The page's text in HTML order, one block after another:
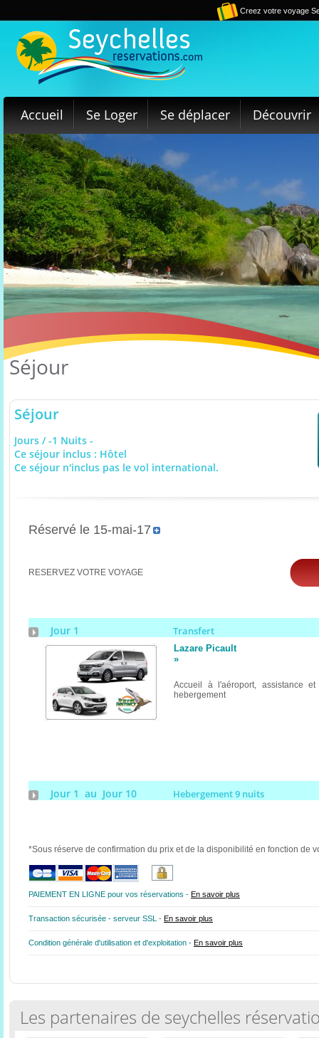
Creez votre voyage
Accueil Se Loger Se déplacer Découvrir
Séjour
Séjour
Jours / -1 Nuits -
Ce séjour inclus : Hôtel
Ce séjour n'inclus pas le vol international.
Réservé le 15-mai-17
RESERVEZ VOTRE VOYAGE
Jour 1 Transfert
Lazare Picault
»
Accueil à l'aéroport, assistance
hebergement
Jour 1 au Jour 10 Hebergement 9 nuits
*Sous réserve de confirmation du prix et de la disponibilité en fonction de
PAIEMENT EN LIGNE pour vos réservations - En savoir plus
Transaction sécurisée - serveur SSL - En savoir plus
Condition générale d'utilisation et d'exploitation - En savoir plus
Les partenaires de seychelles